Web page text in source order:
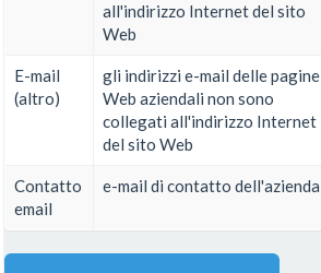
all'indirizzo Internet del sito
Web
E-mail
(altro)
gli indirizzi e-mail delle pagine
Web aziendali non sono
collegati all'indirizzo Internet
del sito Web
Contatto
email
e-mail di contatto dell'azienda